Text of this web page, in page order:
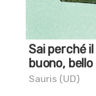
Sai perché
buono,
Sauris (UD)